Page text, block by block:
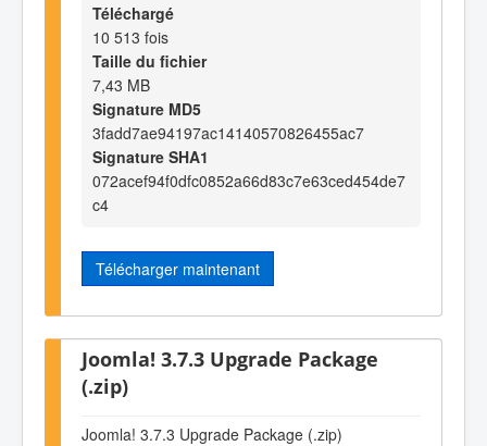
Téléchargé
10 513 fois
Taille du fichier
7,43 MB
Signature MD5
3fadd7ae94197ac14140570826455ac7
Signature SHA1
072acef94f0dfc0852a66d83c7e63ced454de7
c4
Télécharger maintenant
Joomla! 3.7.3 Upgrade Package
(.zip)
Joomla! 3.7.3 Upgrade Package (.zip)